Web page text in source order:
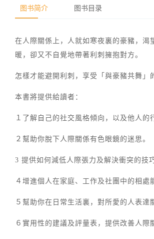
图书简介 图书目录
在人際關係上，人就如寒夜裏的豪豬，渴
暖，卻又不自覺地帶著利刺擁抱對方。
怎樣才能避開利刺，享受「與豪豬共舞」
本書將提供給讀者：
１了解自己的社交風格傾向，以及他人的
２幫助你脫下人際關係有色眼鏡的迷思。
3 提供如何減低人際張力及解決衝突的技
４增進個人在家庭、工作及社團中的相處
５幫助你在日常生活裏，對所愛的人表達
６實用性的建議及評量表，提供改善人際